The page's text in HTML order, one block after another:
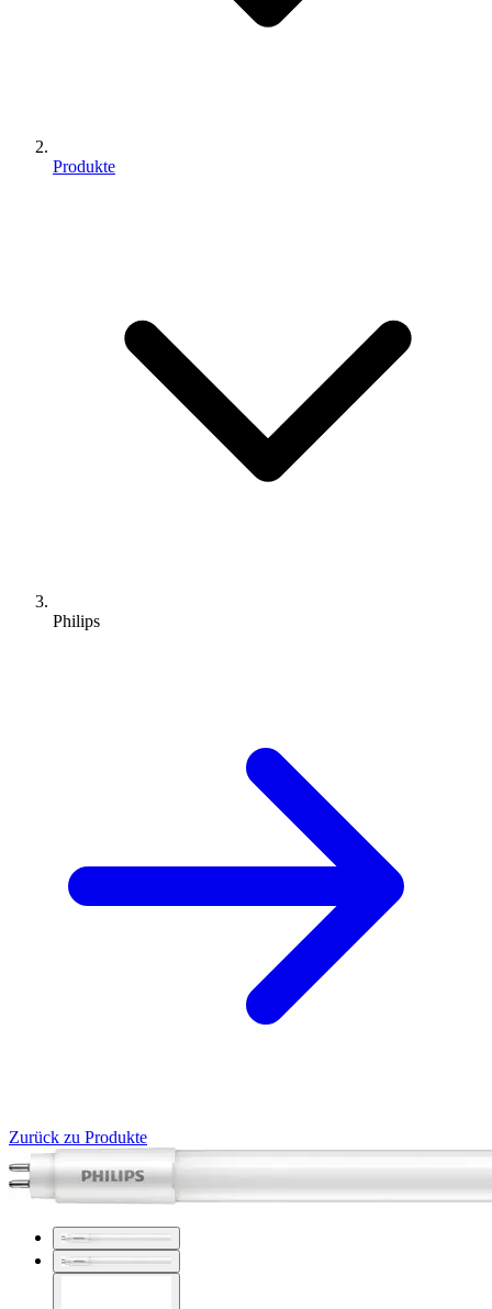
Produkte
Philips
Zurück zu Produkte